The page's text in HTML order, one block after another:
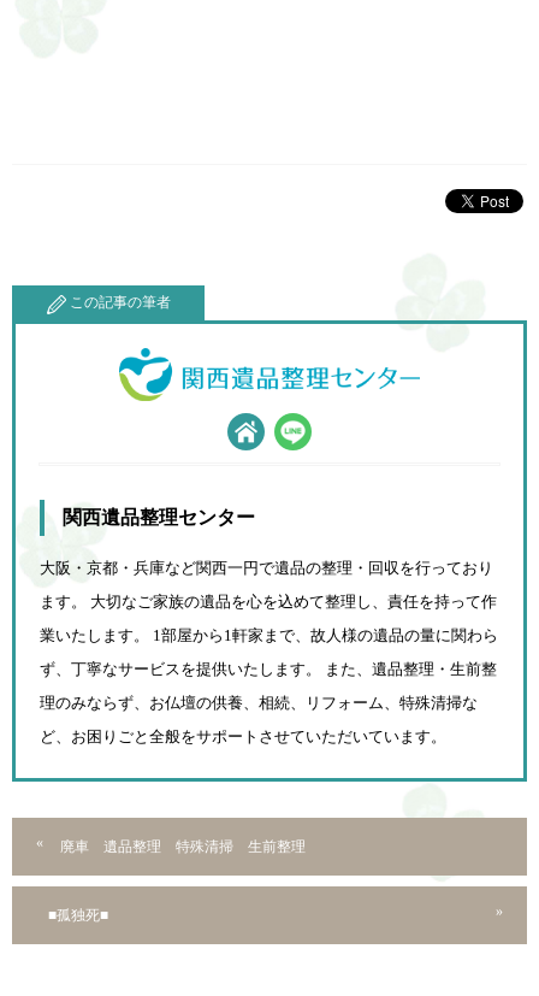
この記事の筆者
関西遺品整理センター
大阪・京都・兵庫など関西一円で遺品の整理・回収を行っており
ます。 大切なご家族の遺品を心を込めて整理し、責任を持って作
業いたします。 1部屋から1軒家まで、故人様の遺品の量に関わら
ず、 丁寧なサービスを提供いたします。 また、遺品整理・生前整
理のみならず、お仏壇の供養、相続、
リフォーム、特殊清掃な
ど、お困りごと全般をサポートさせていただいています。
廃車 遺品整理 特殊清掃 生前整理
■孤独死■